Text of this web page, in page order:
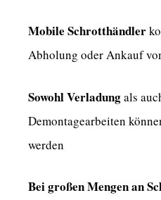
Mobile Schrotthändler
Abholung oder Ankauf
Sowohl Verladungals
Demontagearbeiten
werden
Bei großen Mengen an